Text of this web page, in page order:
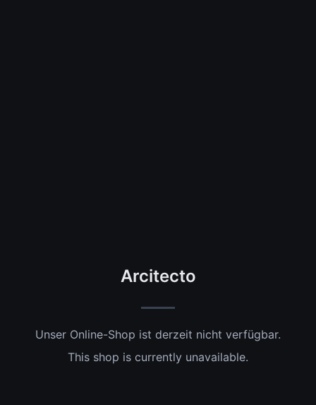
Arcitecto
Unser Online-Shop ist derzeit nicht verfügbar.
This shop is currently unavailable.